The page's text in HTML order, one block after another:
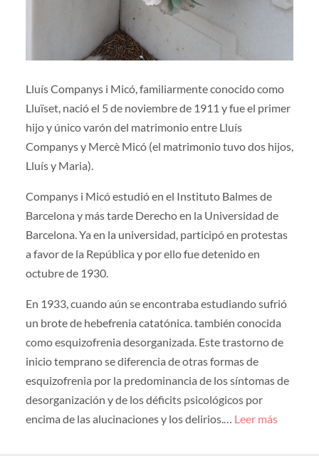
Lluís Companys i Micó, familiarmente conocido como
Lluïset, nació el 5 de noviembre de 1911 y fue el primer
hijo y único varón del matrimonio entre Lluís
Companys y Mercè Micó (el matrimonio tuvo dos hijos,
Lluís y Maria).
Companys i Micó estudió en el Instituto Balmes de
Barcelona y más tarde Derecho en la Universidad de
Barcelona. Ya en la universidad, participó en protestas
a favor de la República y por ello fue detenido en
octubre de 1930.
En 1933, cuando aún se encontraba estudiando sufrió
un brote de hebefrenia catatónica. también conocida
como esquizofrenia desorganizada. Este trastorno de
inicio temprano se diferencia de otras formas de
esquizofrenia por la predominancia de los síntomas de
desorganización y de los déficits psicológicos por
encima de las alucinaciones y los delirios.… Leer más